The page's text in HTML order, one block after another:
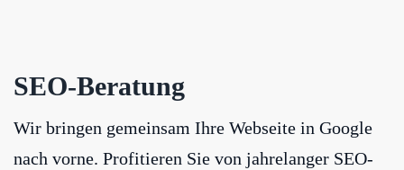
SEO-Beratung
Wir bringen gemeinsam Ihre Webseite in Google
nach vorne. Profitieren Sie von jahrelanger SEO-